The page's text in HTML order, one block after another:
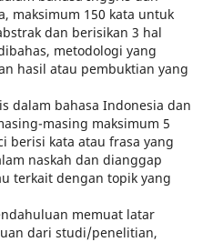
maksimum 150 kata untuk
dan berisikan 3 hal
metodologi yang
hasil atau pembuktian yang
dalam bahasa Indonesia dan
masing maksimum 5
berisi kata atau frasa yang
naskah dan dianggap
terkait dengan topik yang
memuat latar
dari studi/penelitian,